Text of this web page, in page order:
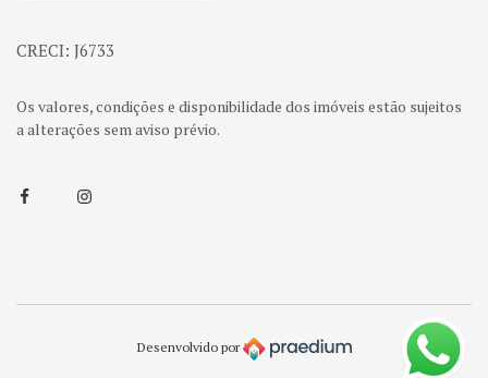
CRECI: J6733
Os valores, condições e disponibilidade dos imóveis estão sujeitos
a alterações sem aviso prévio.
FacebookInstagram
Desenvolvido por